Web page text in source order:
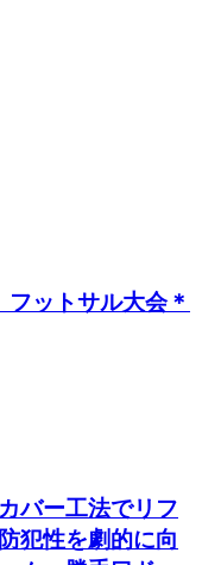
ットサル大会＊
バー工法でリフ
犯性を劇的に向